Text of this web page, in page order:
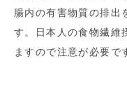
腸内の有害物質の排出
す。日本人の食物繊維
ますので注意が必要で